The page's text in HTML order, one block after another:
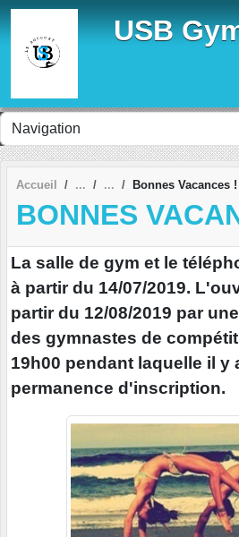
USB
Accueil Bonnes Vacances !
BONNES
La salle de gym et le
à partir du 14/07/2019.
partir du 12/08/2019 par
des gymnastes de
19h00 pendant laquelle il y
permanence d'inscription.
Panneau de gestion des cookies